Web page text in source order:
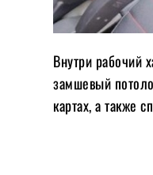
Внутри рабочий
замшевый
картах, а также